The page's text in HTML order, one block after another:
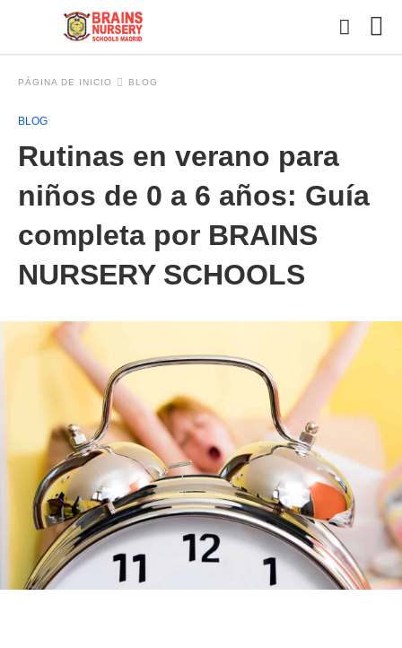
PÁGINA DE INICIO BLOG
BLOG
Rutinas en verano para
niños de 0 a 6 años: Guía
completa por BRAINS
NURSERY SCHOOLS